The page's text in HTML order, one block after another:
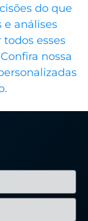
do que
e análises
esses
nossa